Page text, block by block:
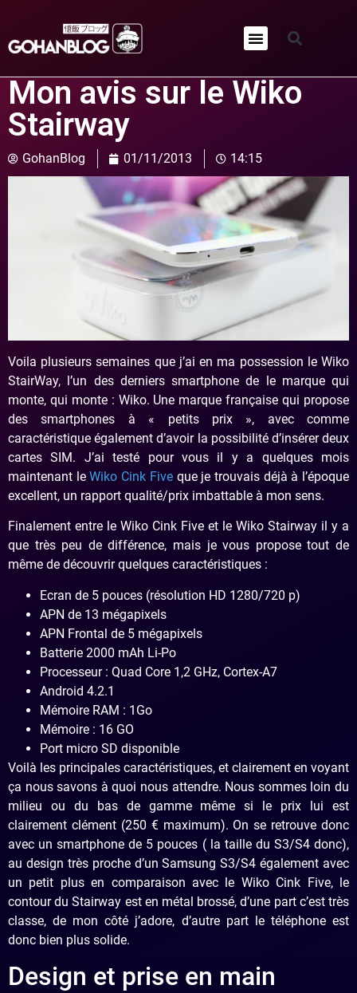
Mon avis sur le Wiko
Stairway
GohanBlog 01/11/2013 14:15
Voila plusieurs semaines que j’ai en ma possession le Wiko
StairWay, l’un des derniers smartphone de le marque qui
monte, qui monte : Wiko. Une marque française qui propose
des smartphones à « petits prix », avec comme
caractéristique également d’avoir la possibilité d’insérer deux
cartes SIM. J’ai testé pour vous il y a quelques mois
maintenant leWiko Cink Five que je trouvais déjà à l’époque
excellent, un rapport qualité/prix imbattable à mon sens.
Finalement entre le Wiko Cink Five et le Wiko Stairway il y a
que très peu de différence, mais je vous propose tout de
même de découvrir quelques caractéristiques :
Ecran de 5 pouces (résolution HD 1280/720 p)
APN de 13 mégapixels
APN Frontal de 5 mégapixels
Batterie 2000 mAh Li-Po
Processeur : Quad Core 1,2 GHz, Cortex-A7
Android 4.2.1
Mémoire RAM : 1Go
Mémoire : 16 GO
Port micro SD disponible
Voilà les principales caractéristiques, et clairement en voyant
ça nous savons à quoi nous attendre. Nous sommes loin du
milieu ou du bas de gamme même si le prix lui est
clairement clément (250 € maximum). On se retrouve donc
avec un smartphone de 5 pouces ( la taille du S3/S4 donc),
au design très proche d’un Samsung S3/S4 également avec
un petit plus en comparaison avec le Wiko Cink Five, le
contour du Stairway est en métal brossé, d’une part c’est très
classe, de mon côté j’adore, d’autre part le téléphone est
donc bien plus solide.
Design et prise en main